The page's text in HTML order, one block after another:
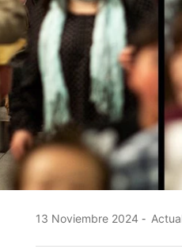
13 Noviembre 2024